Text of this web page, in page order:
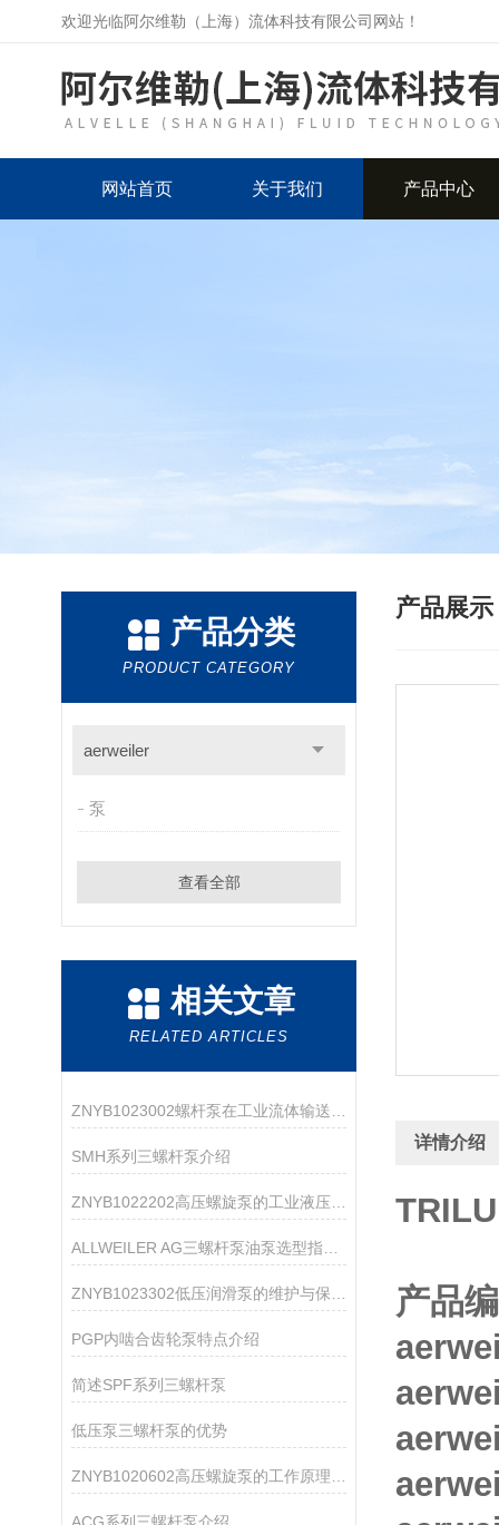
欢迎光临阿尔维勒（上海）流体科技有限公司网站！
网站首页 关于我们 产品中心
产品分类
PRODUCT CATEGORY
aerweiler
泵
查看全部
相关文章
RELATED ARTICLES
SMH系列三螺杆泵介绍
PGP内啮合齿轮泵特点介绍
简述SPF系列三螺杆泵
低压泵三螺杆泵的优势
产品展示
详情介绍
产品